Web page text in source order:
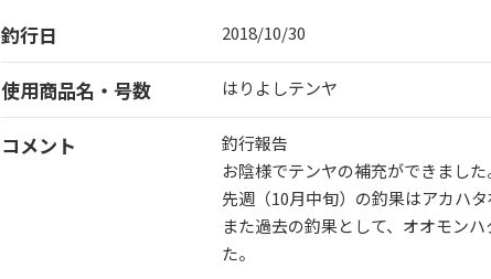
釣行日 2018/10/30
使用商品名・号数 はりよしテンヤ
コメント
釣行報告
お陰様でテンヤの補充ができました
先週（10月中旬）の釣果はアカハ
また過去の釣果として、オオモン
た。